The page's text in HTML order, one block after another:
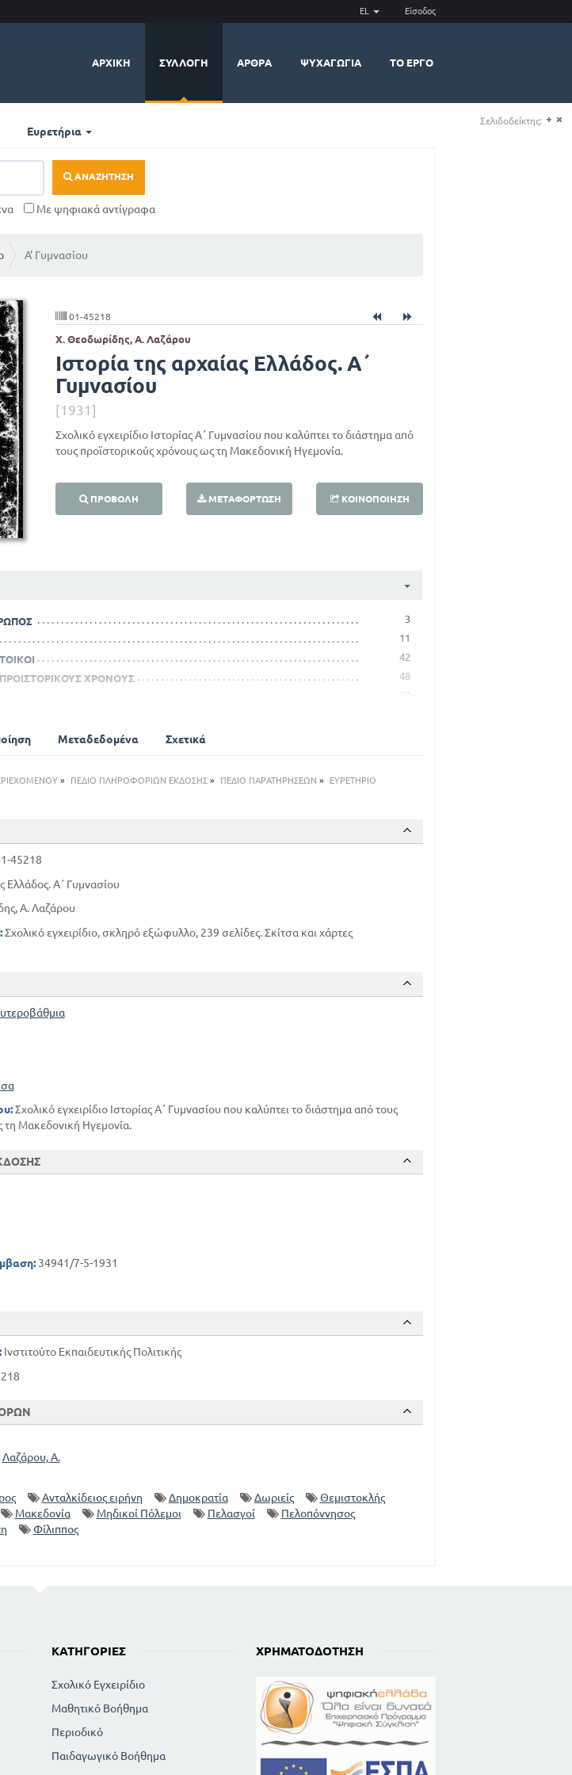
EL Είσοδος
ΑΡΧΙΚΉ ΣΥΛΛΟΓΉ ΆΡΘΡΑ ΨΥΧΑΓΩΓΊΑ ΤΟ ΈΡΓΟ
Ευρετήρια
ΑΝΑΖΉΤΗΣΗ
Με ψηφιακά αντίγραφα
Α' Γυμνασίου
01-45218
Χ. Θεοδωρίδης, Α. Λαζάρου
Ιστορία της αρχαίας Ελλάδος. Α΄
Γυμνασίου
[1931]
Σχολικό εγχειρίδιο Ιστορίας Α΄ Γυμνασίου που καλύπτει το διάστημα από
τους προϊστορικούς χρόνους ως τη Μακεδονική Ηγεμονία.
ΠΡΟΒΟΛΉ ΜΕΤΑΦΌΡΤΩΣΗ ΚΟΙΝΟΠΟΊΗΣΗ
3
11
42
ΧΡΟΝΟΥΣ
48
63
122
139
ΤΩΝ ΑΘΗΝΑΙΩΝ
ΠΟΛΙΤΙΣΜΟΥ
ΠΟΛΕΜΟ
ΤΟΝ 4ο ΑΙΩΝΑ
225
Μεταδεδομένα Σχετικά
» ΠΕΔΙΟ ΠΛΗΡΟΦΟΡΙΩΝ ΕΚΔΟΣΗΣ» ΠΕΔΙΟ ΠΑΡΑΤΗΡΗΣΕΩΝ »
ΕΥΡΕΤΗΡΙΟ
45218
Ελλάδος. Α΄ Γυμνασίου
Α. Λαζάρου
Σχολικό εγχειρίδιο, σκληρό εξώφυλλο, 239 σελίδες. Σκίτσα και χάρτες
Σχολικό εγχειρίδιο Ιστορίας Α΄ Γυμνασίου που καλύπτει το διάστημα από τους
τη Μακεδονική Ηγεμονία.
34941/7-5-1931
Ινστιτούτο Εκπαιδευτικής Πολιτικής
Λαζάρου, Α.
Ανταλκίδειος ειρήνη Δημοκρατία Δωριείς
Θεμιστοκλής
Μακεδονία Μηδικοί Πόλεμοι Πελασγοί
Πελοπόννησος
Φίλιππος
ΚΑΤΗΓΟΡΊΕΣ
Σχολικό Εγχειρίδιο
Μαθητικό Βοήθημα
Περιοδικό
Παιδαγωγικό Βοήθημα
ΧΡΗΜΑΤΟΔΌΤΗΣΗ
Σελιδοδείκτης: